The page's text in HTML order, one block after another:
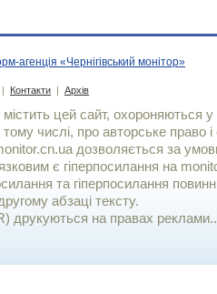
агенція «Чернігівський монітор»
| Контакти | Архів
цей сайт, охороняються у
числі, про авторське право і
дозволяється за
є гiперпосилання на
та гіперпосилання
абзаці тексту.
друкуються на правах реклами..